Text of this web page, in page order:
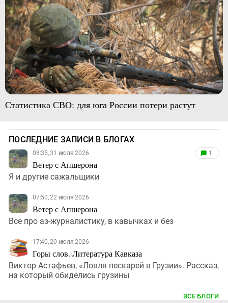
Статистика СВО: для юга России потери растут
ПОСЛЕДНИЕ ЗАПИСИ В БЛОГАХ
08:35, 31 июля 2026
Ветер с Апшерона
1
Я и другие сажальщики
07:50, 22 июля 2026
Ветер с Апшерона
Все про аз-журналистику, в кавычках и без
17:40, 20 июля 2026
Горы слов. Литература Кавказа
Виктор Астафьев, «Ловля пескарей в Грузии». Рассказ,
на который обиделись грузины
ВСЕ БЛОГИ